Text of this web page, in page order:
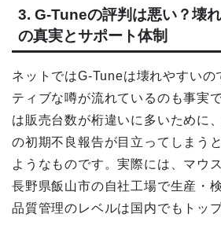
3. G-Tuneの評判は悪い？壊
の真実とサポート体制
ネットではG-Tuneは壊れやすいの
ティブな噂が流れているのも事実
は販売台数が桁違いに多いために
の初期不良報告が目立ってしまう
ようなものです。実際には、マウ
長野県飯山市の自社工場で生産・
品質管理のレベルは国内でもトッ